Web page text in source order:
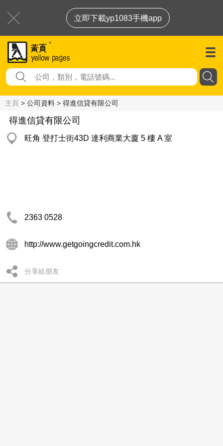
立即下載yp1083手機app
主頁 > 公司資料 > 得進信貸有限公司
得進信貸有限公司
旺角 登打士街43D 達利商業大廈 5 樓 A 室
2363 0528
http://www.getgoingcredit.com.hk
分享給朋友